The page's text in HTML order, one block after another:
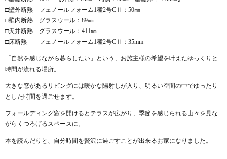
□壁外断熱 フェノールフォーム1種2号CⅡ：50㎜
□壁内断熱 グラスウール：89㎜
□天井断熱 グラスウール：411㎜
□床断熱 フェノールフォーム1種2号CⅡ：35mm
「自然を感じながら暮らしたい」という、お施主様の希望を叶えたゆっくりと
時間が流れる場所。
大きな窓があるリビングには暖かな陽射しが入り、明るい空間の中でゆったり
とした時間を過ごせます。
フォールディング窓を開けるとテラスが広がり、季節を感じられる山々を見な
がらくつろげるスペースに。
本を読んだりと、自分時間を贅沢に過ごすことが出来るお家になりました。